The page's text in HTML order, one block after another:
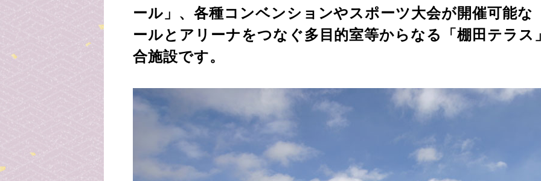
ール」、各種コンベンションやスポーツ大会が開催可能な
ールとアリーナをつなぐ多目的室等からなる「棚田テラス
合施設です。